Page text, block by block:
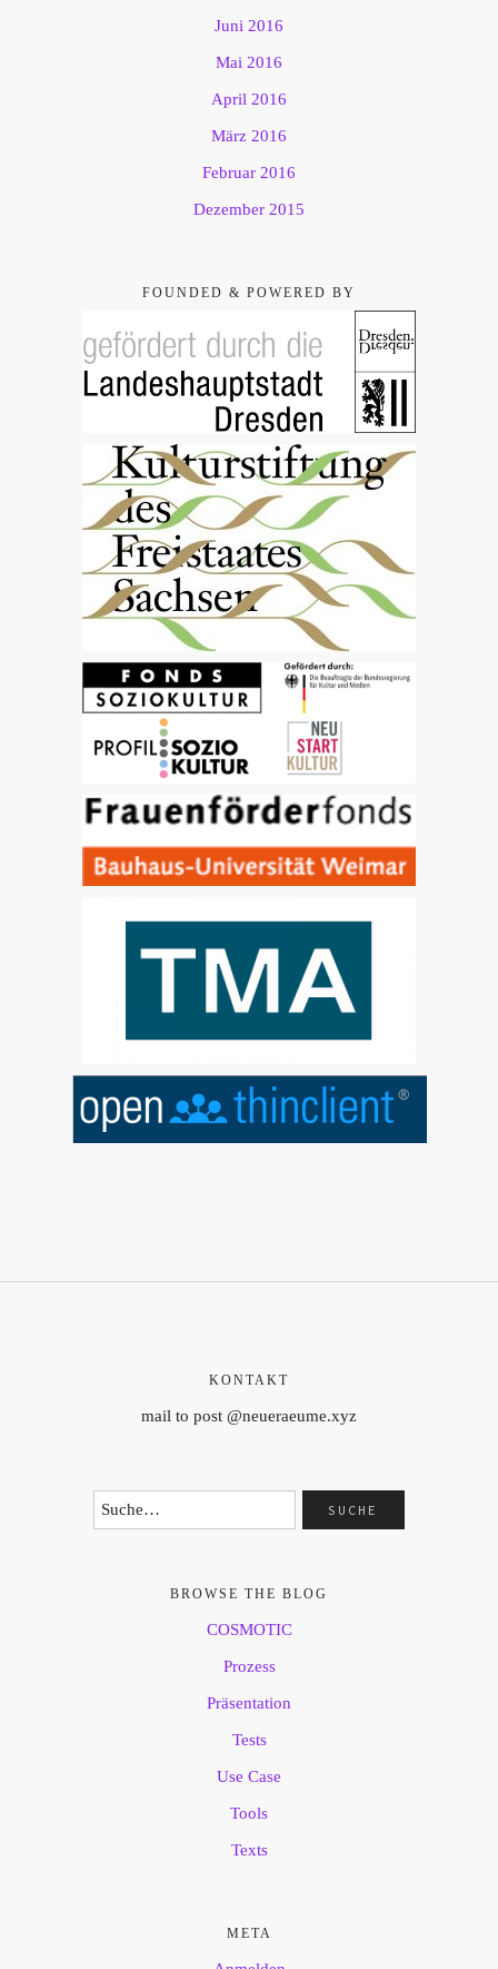
Juni 2016
Mai 2016
April 2016
März 2016
Februar 2016
Dezember 2015
FOUNDED & POWERED BY
KONTAKT
mail to post @neueraeume.xyz
BROWSE THE BLOG
COSMOTIC
Prozess
Präsentation
Tests
Use Case
Tools
Texts
META